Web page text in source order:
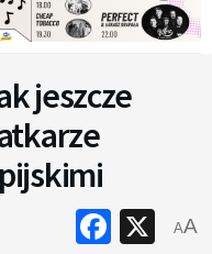
jeszcze
X
AA